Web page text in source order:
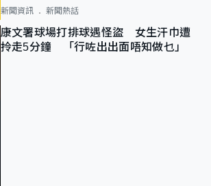
新聞資訊 新聞熱話
康文署球場打排球遇怪盜 女生汗巾遭
拎走5分鐘 「行咗出出面唔知做乜」